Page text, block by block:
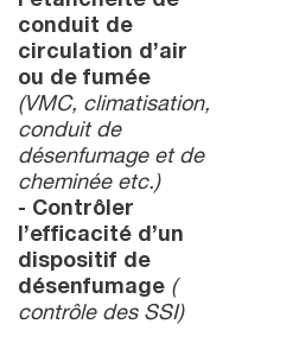
conduit de
circulation d’air
ou de fumée
(VMC, climatisation,
conduit de
désenfumage et de
cheminée etc.)
- Contrôler
l’efficacité d’un
dispositif de
désenfumage (
contrôle des SSI)